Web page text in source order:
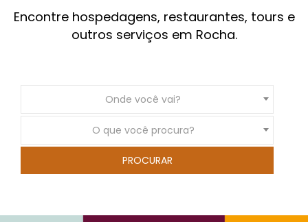
Encontre hospedagens, restaurantes, tours e
outros serviços em Rocha.
Onde você vai?
O que você procura?